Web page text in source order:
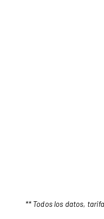
** Todos los datos,